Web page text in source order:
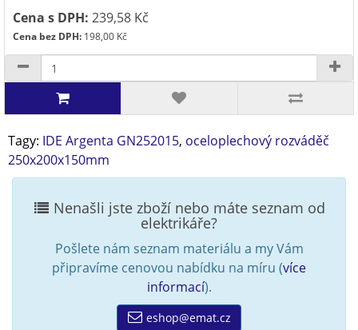
Cena s DPH: 239,58 Kč
Cena bez DPH: 198,00 Kč
Tagy: IDE Argenta GN252015, oceloplechový rozváděč
250x200x150mm
Nenašli jste zboží nebo máte seznam od
elektrikáře?
Pošlete nám seznam materiálu a my Vám
připravíme cenovou nabídku na míru (více
informací).
eshop@emat.cz